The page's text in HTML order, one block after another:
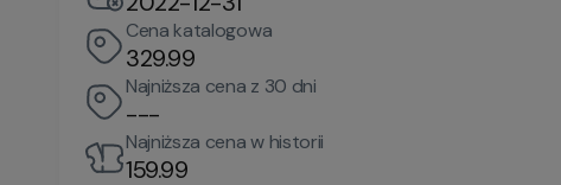
Cena katalogowa
329.99
Najniższa cena z 30 dni
---
Najniższa cena w historii
159.99